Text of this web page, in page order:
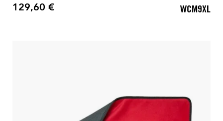
Prix
129,60 € WCM9XL